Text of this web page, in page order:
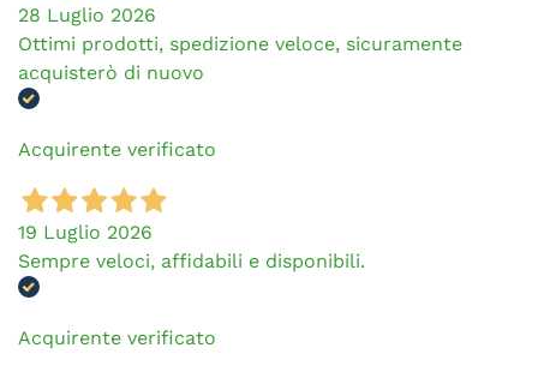
28 Luglio 2026
Ottimi prodotti, spedizione veloce, sicuramente
acquisterò di nuovo
Acquirente verificato
19 Luglio 2026
Sempre veloci, affidabili e disponibili.
Acquirente verificato